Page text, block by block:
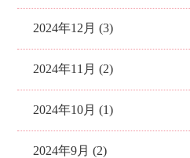
2024年12月 (3)
2024年11月 (2)
2024年10月 (1)
2024年9月 (2)